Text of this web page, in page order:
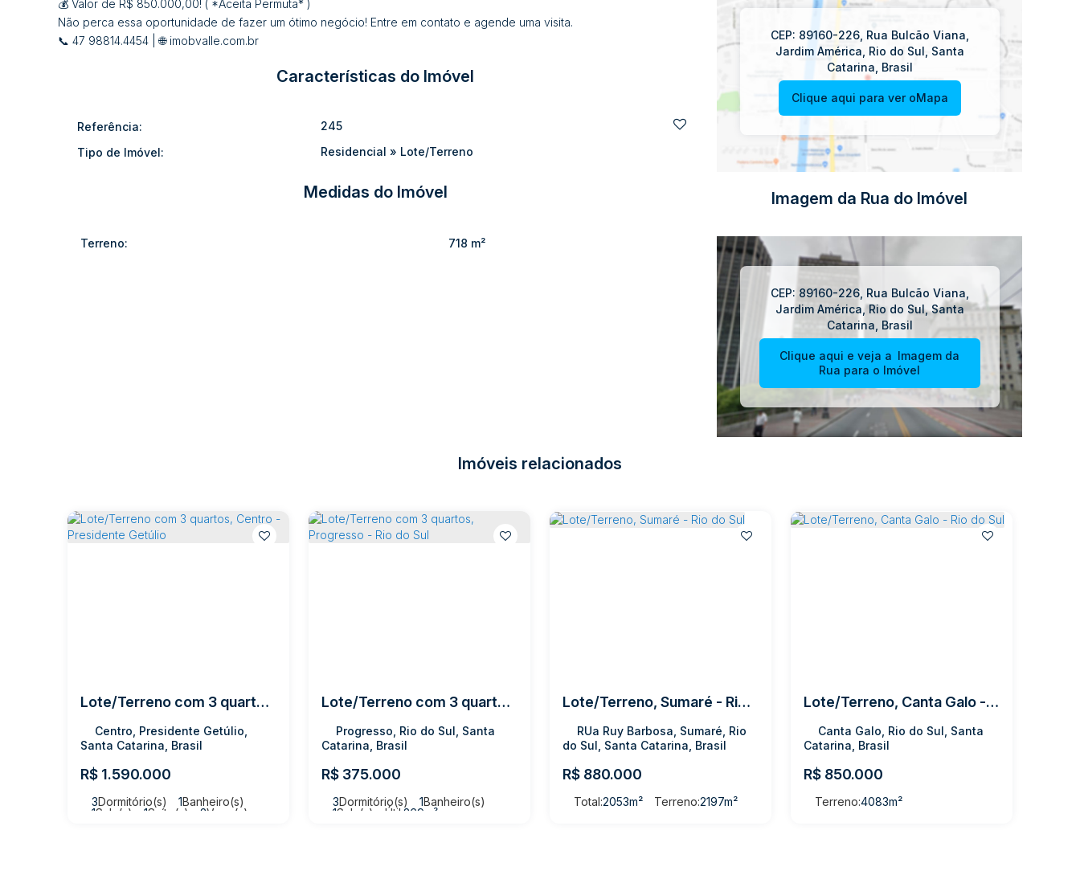
💰 Valor de R$ 850.000,00! ( *Aceita Permuta* )
Não perca essa oportunidade de fazer um ótimo negócio! Entre em contato e agende uma visita.
📞 47 98814.4454 | 🌐 imobvalle.com.br
Características do Imóvel
Referência:
245
Tipo de Imóvel:
Residencial » Lote/Terreno
Medidas do Imóvel
Terreno: 718 m²
CEP: 89160-226, Rua Bulcão Viana
Jardim América Rio do Sul Santa
Catarina Brasil
Clique aqui para ver oMapa
Imagem da Rua do Imóvel
CEP: 89160-226, Rua Bulcão Viana
Jardim América ,Rio do Sul,Santa
Catarina Brasil
Clique aqui e veja a Imagem da
Rua para o Imóvel
Imóveis relacionados
Lote/Terreno com 3 quartos, Centro - Presidente Getúlio
R$ 1.590.000
Centro, Presidente Getúlio,
Santa Catarina, Brasil
3Dormitório(s) 1Banheiro(s)
1Sala(s) 1Suíte(s) 2Vaga(s)
Lote/Terreno com 3 quartos, Progresso - Rio do Sul
R$ 375.000
Progresso, Rio do Sul, Santa
Catarina, Brasil
3Dormitório(s) 1Banheiro(s)
1Sala(s) Útil: 269m²
Lote/Terreno, Sumaré - Rio do Sul
R$ 880.000
RUa Ruy Barbosa, Sumaré, Rio
do Sul, Santa Catarina, Brasil
Total:2053m² Terreno:2197m²
Lote/Terreno, Canta Galo - Rio do Sul
R$ 850.000
Canta Galo, Rio do Sul, Santa
Catarina, Brasil
Terreno:4083m²